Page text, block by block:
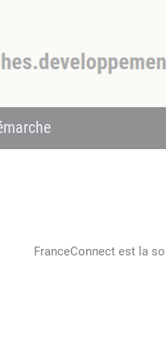
FranceConnect est la